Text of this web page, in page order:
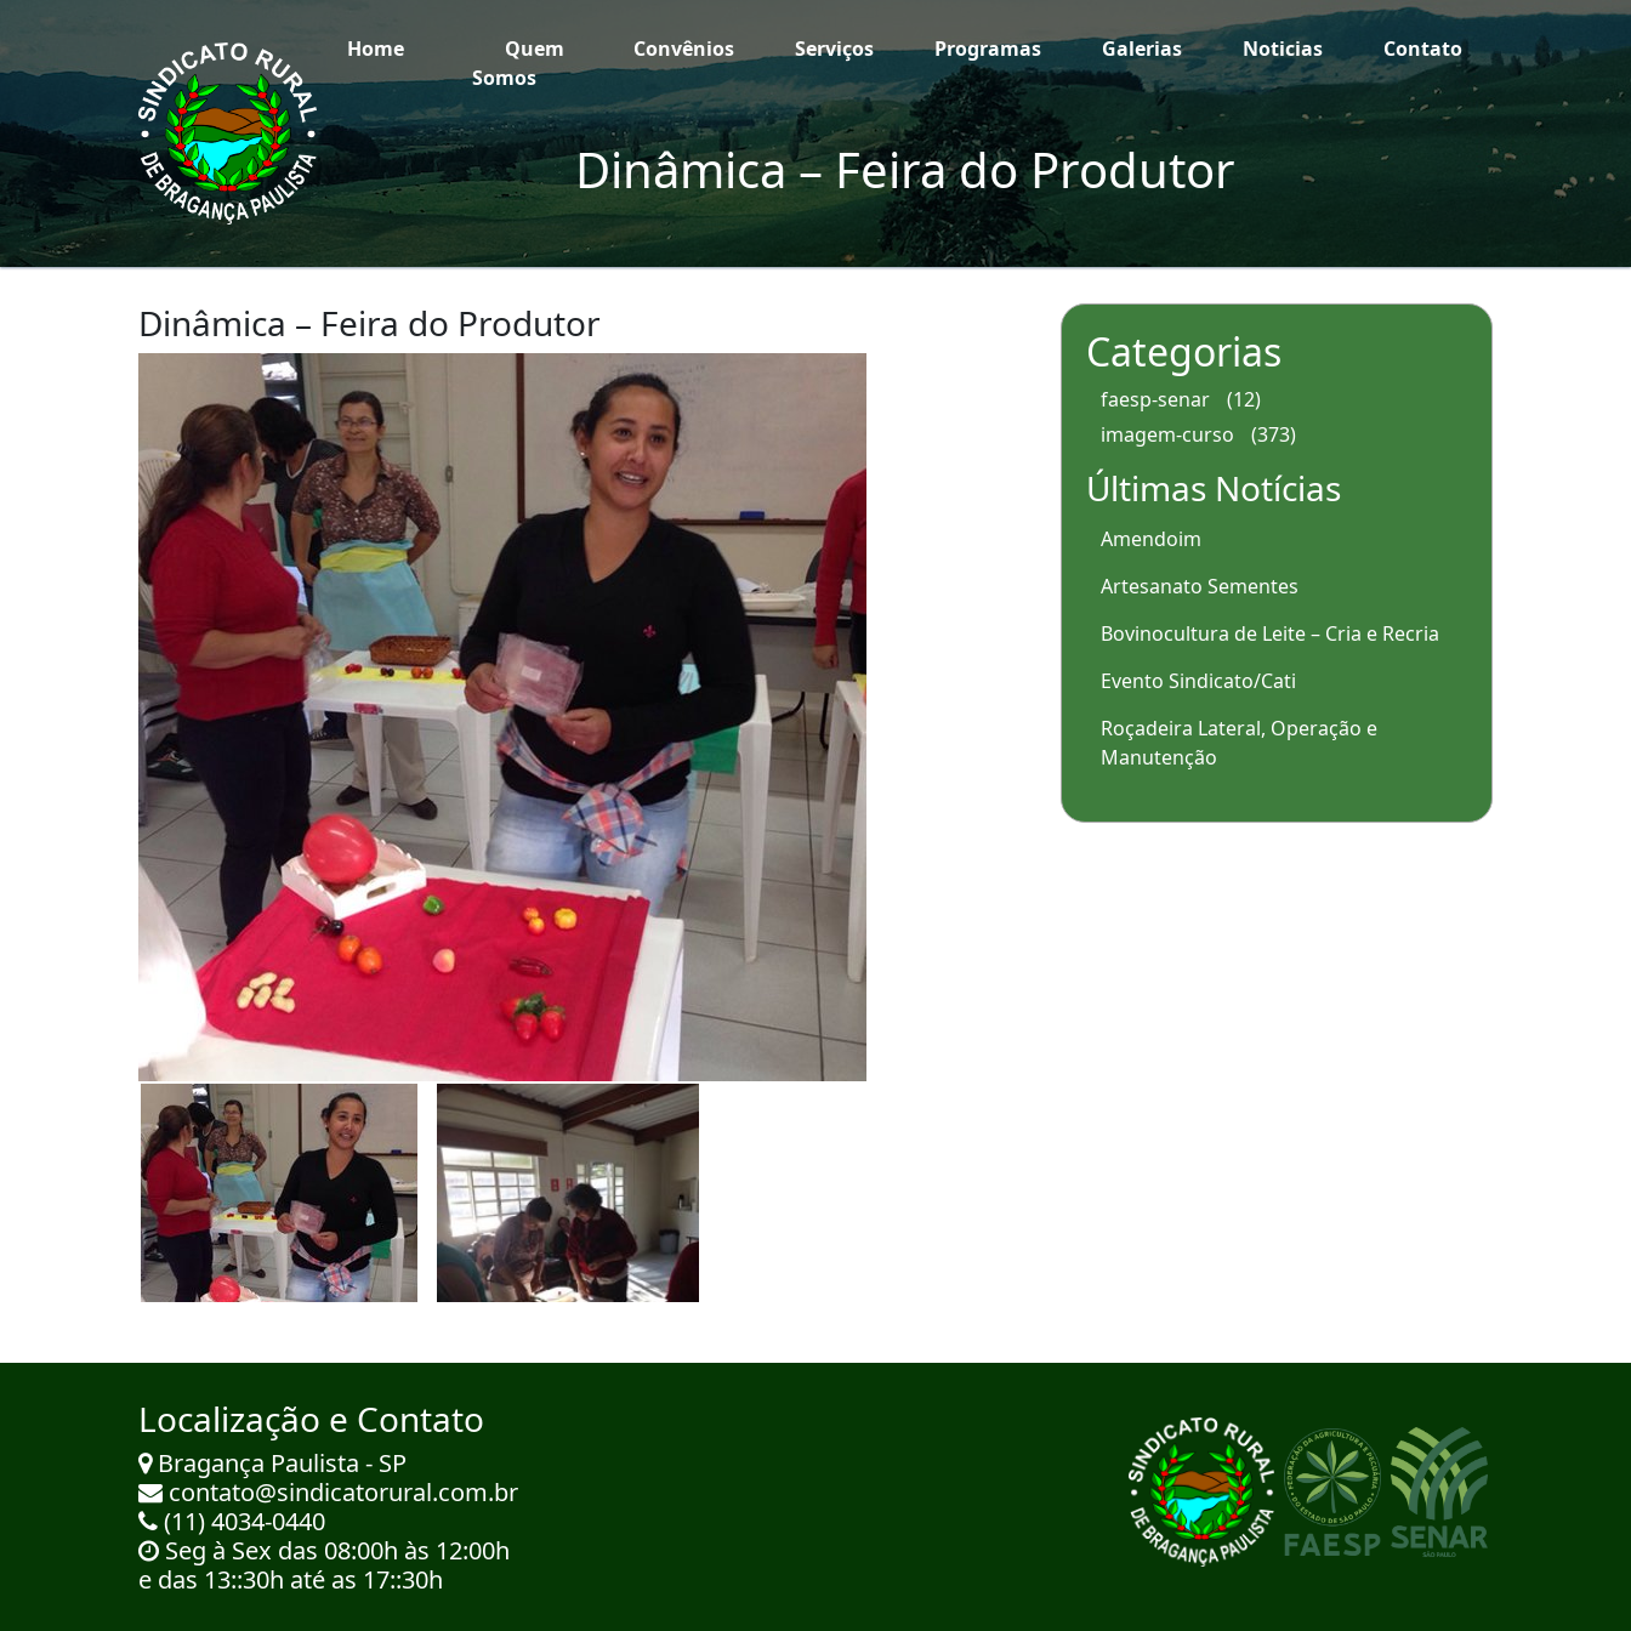
Home
Quem
Somos
Convênios Serviços Programas Galerias Noticias Contato
Dinâmica – Feira do Produtor
Dinâmica – Feira do Produtor
Categorias
faesp-senar
(12)
imagem-curso
(373)
Últimas Notícias
Amendoim
Artesanato Sementes
Bovinocultura de Leite – Cria e Recria
Evento Sindicato/Cati
Roçadeira Lateral, Operação e
Manutenção
Localização e Contato
Bragança Paulista - SP
contato@sindicatorural.com.br
(11) 4034-0440
Seg à Sex das 08:00h às 12:00h
e das 13::30h até as 17::30h